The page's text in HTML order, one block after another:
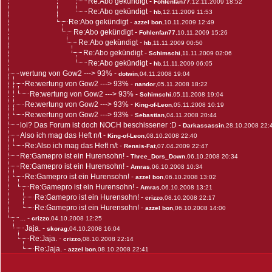
Fohlenfan77 ,12.11.2009 18:52
Re:Abo gekündigt- hb ,12.11.2009 11:53
Re:Abo gekündigt- azzel bon ,10.11.2009 12:49
Re:Abo gekündigt- Fohlenfan77 ,10.11.2009 15:26
Re:Abo gekündigt- hb ,11.11.2009 00:50
Re:Abo gekündigt- Schimschi ,11.11.2009 02:06
Re:Abo gekündigt- hb ,11.11.2009 06:05
wertung von Gow2 ---> 93% - dotwin ,04.11.2008 19:04
Re:wertung von Gow2 ---> 93% - nandor ,05.11.2008 18:22
Re:wertung von Gow2 ---> 93% - Schimschi ,05.11.2008 19:04
Re:wertung von Gow2 ---> 93% - King-of-Leon ,05.11.2008 10:19
Re:wertung von Gow2 ---> 93% - Sebastian ,04.11.2008 20:44
lol? Das Forum ist doch NOCH beschissener :D - Darkassassin ,28.10.2008
Also ich mag das Heft n/t- King-of-Leon ,08.10.2008 22:40
Re:Also ich mag das Heft n/t- Rensis-Fat,07.04.2009 22:47
Re:Gamepro ist ein Hurensohn! - Three_Dors_Down ,06.10.2008 20:34
Re:Gamepro ist ein Hurensohn! - Amras ,06.10.2008 10:34
Re:Gamepro ist ein Hurensohn! - azzel bon ,06.10.2008 13:02
Re:Gamepro ist ein Hurensohn! - Amras ,06.10.2008 13:21
Re:Gamepro ist ein Hurensohn! - crizzo ,08.10.2008 22:17
Re:Gamepro ist ein Hurensohn! - azzel bon ,06.10.2008 14:00
... - crizzo ,04.10.2008 12:25
Jaja. - skorag ,04.10.2008 16:04
Re:Jaja. - crizzo ,08.10.2008 22:14
Re:Jaja. - azzel bon ,08.10.2008 22:41